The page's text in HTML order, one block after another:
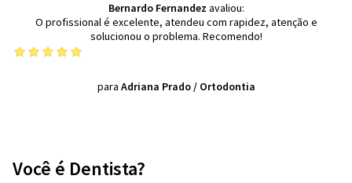
Bernardo Fernandez avaliou:
O profissional é excelente, atendeu com rapidez, atenção e
solucionou o problema. Recomendo!
para Adriana Prado/ Ortodontia
Você é Dentista?